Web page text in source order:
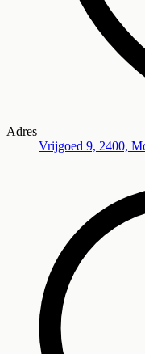
Adres
Vrijgoed 9, 2400,